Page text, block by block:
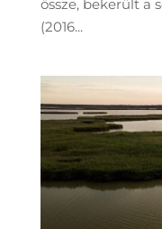
össze, bekerült a
(2016...